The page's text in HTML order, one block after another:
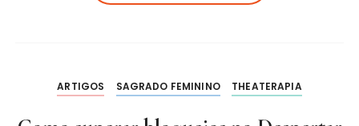
ARTIGOS SAGRADO FEMININO THEATERAPIA